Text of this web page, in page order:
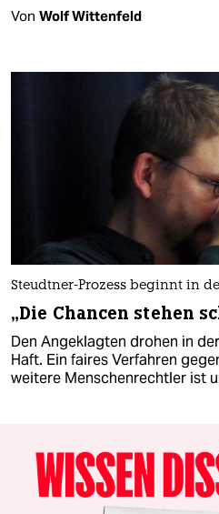
Von Wolf Wittenfeld
Steudtner-Prozess beginnt in
„Die Chancen stehen
Den Angeklagten drohen in
Haft. Ein faires Verfahren
weitere Menschenrechtler ist